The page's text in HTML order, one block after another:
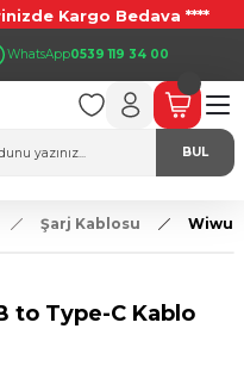
Kargo Bedava ****
WhatsApp0539 119 34 00
BUL
Şarj Kablosu Wiwu
to Type-C Kablo